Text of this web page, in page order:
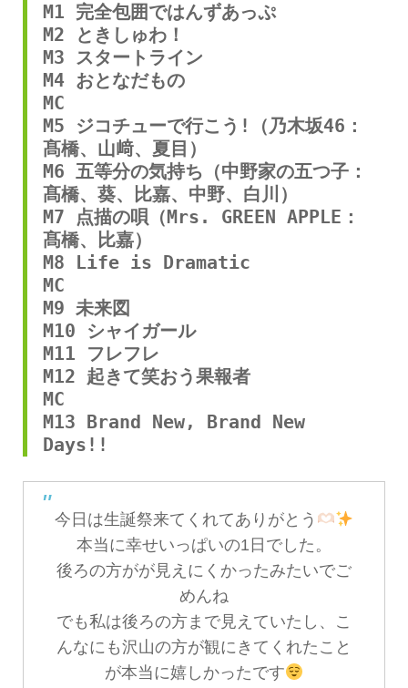
M1 完全包囲ではんずあっぷ
M2 ときしゅわ！
M3 スタートライン
M4 おとなだもの
MC
M5 ジコチューで行こう!（乃木坂46：
髙橋、山﨑、夏目）
M6 五等分の気持ち（中野家の五つ子：
髙橋、葵、比嘉、中野、白川）
M7 点描の唄（Mrs. GREEN APPLE：
髙橋、比嘉）
M8 Life is Dramatic
MC
M9 未来図
M10 シャイガール
M11 フレフレ
M12 起きて笑おう果報者
MC
M13 Brand New, Brand New
Days!!
今日は生誕祭来てくれてありがとう
本当に幸せいっぱいの1日でした。
後ろの方がが見えにくかったみたいでご
めんね
でも私は後ろの方まで見えていたし、こ
んなにも沢山の方が観にきてくれたこと
が本当に嬉しかったです